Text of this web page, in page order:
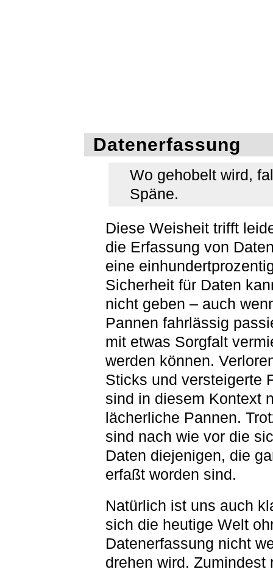
Datenerfassung
Wo gehobelt wird,
Späne.
Diese Weisheit trifft
die Erfassung von
eine
Sicherheit für Daten
nicht geben – auch
Pannen fahrlässig
mit etwas Sorgfalt
werden können.
Sticks und versteigerte
sind in diesem Kontext
lächerliche Pannen.
sind nach wie vor die
Daten diejenigen, die
erfaßt worden sind.
Natürlich ist uns auch
sich die heutige Welt
Datenerfassung nicht
drehen wird. Zumindest